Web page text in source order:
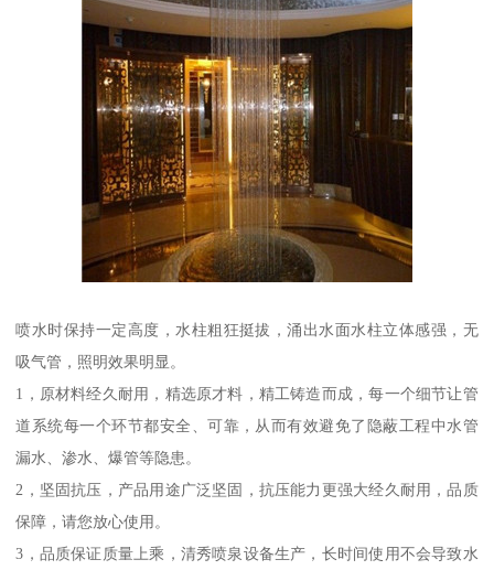
喷水时保持一定高度，水柱粗狂挺拔，涌出水面水柱立体感强，无
吸气管，照明效果明显。
1，原材料经久耐用，精选原才料，精工铸造而成，每一个细节让管
道系统每一个环节都安全、可靠，从而有效避免了隐蔽工程中水管
漏水、渗水、爆管等隐患。
2，坚固抗压，产品用途广泛坚固，抗压能力更强大经久耐用，品质
保障，请您放心使用。
3，品质保证质量上乘，清秀喷泉设备生产，长时间使用不会导致水